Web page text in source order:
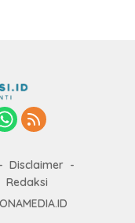
Disclaimer
Redaksi